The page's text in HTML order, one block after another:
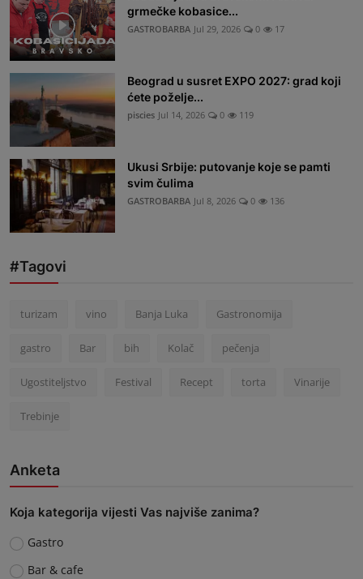
grmečke kobasice...
GASTROBARBA Jul 29, 2026 0 17
Beograd u susret EXPO 2027: grad koji
ćete poželje...
piscies Jul 14, 2026 0 119
Ukusi Srbije: putovanje koje se pamti
svim čulima
GASTROBARBA Jul 8, 2026 0 136
#Tagovi
turizam vino Banja Luka Gastronomija
gastro Bar bih Kolač pečenja
Ugostiteljstvo Festival Recept torta Vinarije
Trebinje
Anketa
Koja kategorija vijesti Vas najviše zanima?
Gastro
Bar & cafe